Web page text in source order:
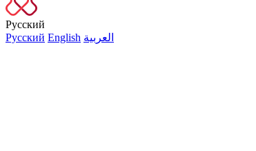
Русский
Русский English العربية